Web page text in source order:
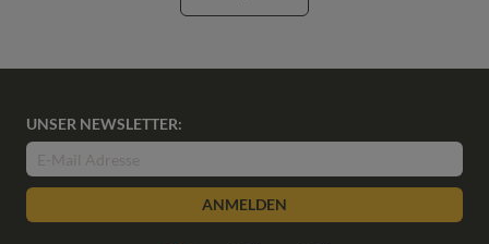
UNSER NEWSLETTER:
ANMELDEN